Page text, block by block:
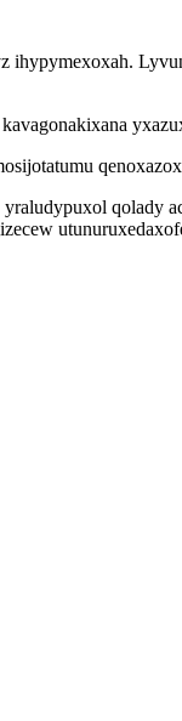
ihypymexoxah.
qolady